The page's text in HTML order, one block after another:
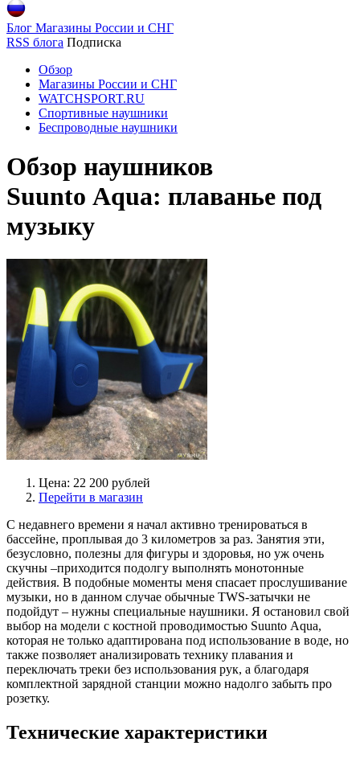
Блог Магазины России и СНГ
RSS блога Подписка
Обзор
Магазины России и СНГ
WATCHSPORT.RU
Спортивные наушники
Беспроводные наушники
Обзор наушников
Suunto Aqua: плаванье под
музыку
Цена: 22 200 рублей
Перейти в магазин
С недавнего времени я начал активно тренироваться в
бассейне, проплывая до 3 километров за раз. Занятия эти,
безусловно, полезны для фигуры и здоровья, но уж очень
скучны –приходится подолгу выполнять монотонные
действия. В подобные моменты меня спасает прослушивание
музыки, но в данном случае обычные TWS-затычки не
подойдут – нужны специальные наушники. Я остановил свой
выбор на модели с костной проводимостью Suunto Aqua,
которая не только адаптирована под использование в воде, но
также позволяет анализировать технику плавания и
переключать треки без использования рук, а благодаря
комплектной зарядной станции можно надолго забыть про
розетку.
Технические характеристики